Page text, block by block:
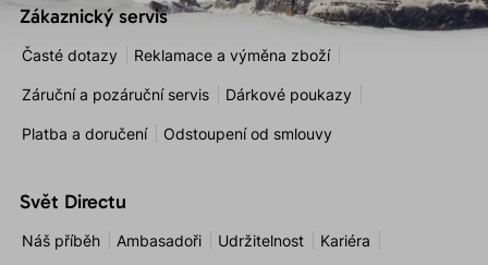
Zákaznický servis
Časté dotazy Reklamace a výměna zboží
Záruční a pozáruční servis Dárkové poukazy
Platba a doručení Odstoupení od smlouvy
Svět Directu
Náš příběh Ambasadoři Udržitelnost Kariéra